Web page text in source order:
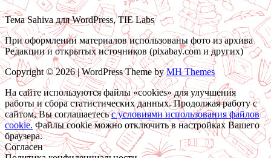
Тема Sahiva для WordPress, TIE Labs
При оформлении материалов использованы фото из архива
Редакции и открытых источников (pixabay.com и других)
Copyright © 2026 | WordPress Theme byMH Themes
На сайте используются файлы «cookies» для улучшения
работы и сбора статистических данных. Продолжая работу с
сайтом, Вы соглашаетесьc условиями использования файлов
cookie. Файлы cookie можно отключить в настройках Вашего
браузера.
Согласен